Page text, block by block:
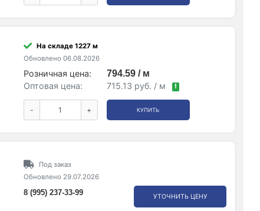
На складе 1227 м
Обновлено 06.08.2026
Розничная цена:
794.59 / м
Оптовая цена:
715.13 руб. / м !
- + КУПИТЬ
Под заказ
Обновлено 29.07.2026
8 (995) 237-33-99 УТОЧНИТЬ ЦЕНУ